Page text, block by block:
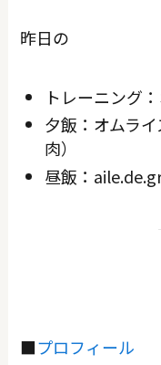
昨日の
トレーニング
夕飯：オムラ
肉）
昼飯：
■プロフィール